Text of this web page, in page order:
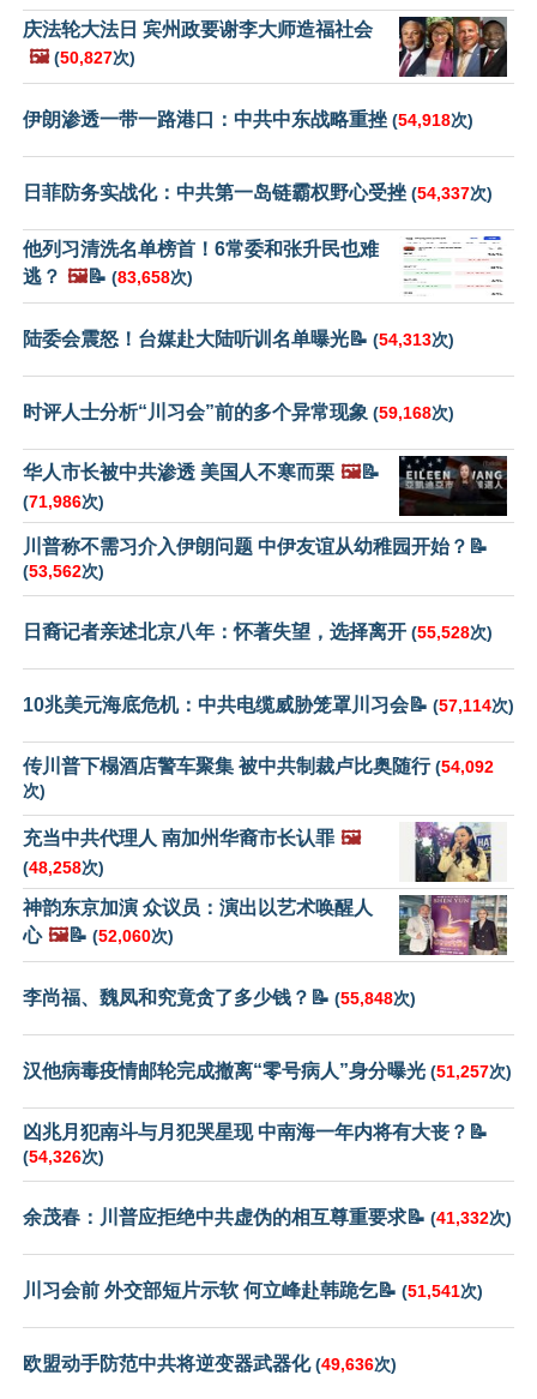
庆法轮大法日 宾州政要谢李大师造福社会
🖼️ (50,827次)
伊朗渗透一带一路港口：中共中东战略重挫 (54,918次)
日菲防务实战化：中共第一岛链霸权野心受挫 (54,337次)
他列习清洗名单榜首！6常委和张升民也难
逃？ 🖼️📝 (83,658次)
陆委会震怒！台媒赴大陆听训名单曝光📝 (54,313次)
时评人士分析“川习会”前的多个异常现象 (59,168次)
华人市长被中共渗透 美国人不寒而栗 🖼️📝
(71,986次)
川普称不需习介入伊朗问题 中伊友谊从幼稚园开始？📝
(53,562次)
日裔记者亲述北京八年：怀著失望，选择离开 (55,528次)
10兆美元海底危机：中共电缆威胁笼罩川习会📝 (57,114次)
传川普下榻酒店警车聚集 被中共制裁卢比奥随行(54,092
次)
充当中共代理人 南加州华裔市长认罪 🖼️
(48,258次)
神韵东京加演 众议员：演出以艺术唤醒人
心 🖼️📝 (52,060次)
李尚福、魏凤和究竟贪了多少钱？📝 (55,848次)
汉他病毒疫情邮轮完成撤离“零号病人”身分曝光 (51,257次)
凶兆月犯南斗与月犯哭星现 中南海一年内将有大丧？📝
(54,326次)
余茂春：川普应拒绝中共虚伪的相互尊重要求📝 (41,332次)
川习会前 外交部短片示软 何立峰赴韩跪乞📝 (51,541次)
欧盟动手防范中共将逆变器武器化(49,636次)